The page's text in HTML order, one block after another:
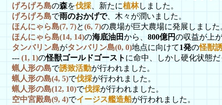
げろげろ島の森を伐採 、新たに植林しました。
げろげろ島で雨のおかげで、木々が潤いました。
ほんにゃら島(7, 7)と(6, 7)の農場が巨大農場に発展しました
ほんにゃら島(14, 14)の海底油田から、800億円の収益が上
タンバリン島がタンバリン島(0, 0)地点に向けて1発の怪獣
--- (1, 1)の怪獣ゴールドゴースト に命中、しかし硬化状態
蝋人形の島で誘致活動が行われました。
蝋人形の島(4, 5)で伐採が行われました。
蝋人形の島(12, 10)で伐採が行われました。
空中宮殿島(9, 4)でイージス艦造船が行われました。